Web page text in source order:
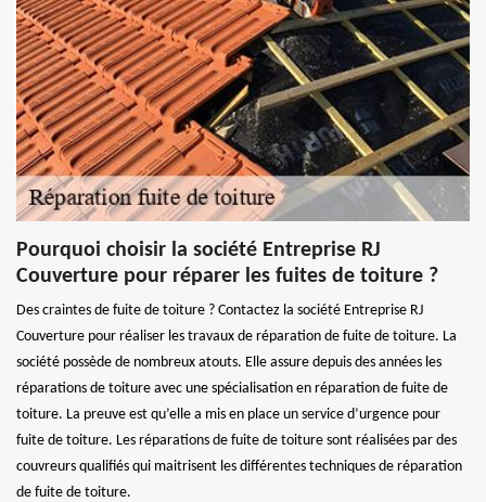
Pourquoi choisir la société Entreprise RJ
Couverture pour réparer les fuites de toiture ?
Des craintes de fuite de toiture ? Contactez la société Entreprise RJ
Couverture pour réaliser les travaux de réparation de fuite de toiture. La
société possède de nombreux atouts. Elle assure depuis des années les
réparations de toiture avec une spécialisation en réparation de fuite de
toiture. La preuve est qu’elle a mis en place un service d’urgence pour
fuite de toiture. Les réparations de fuite de toiture sont réalisées par des
couvreurs qualifiés qui maitrisent les différentes techniques de réparation
de fuite de toiture.